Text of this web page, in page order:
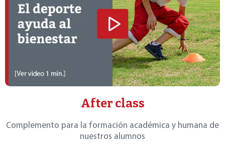
After class
Complemento para la formación académica y humana de
nuestros alumnos